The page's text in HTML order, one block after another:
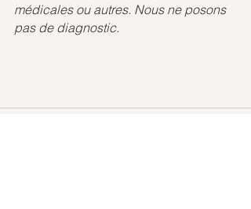
médicales ou autres. Nous ne posons
pas de diagnostic.